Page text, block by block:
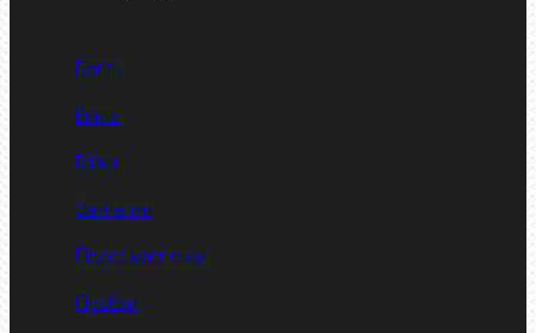
Болты
Винты
Гайки
Заклепки
Пресс-масленки
Пробки